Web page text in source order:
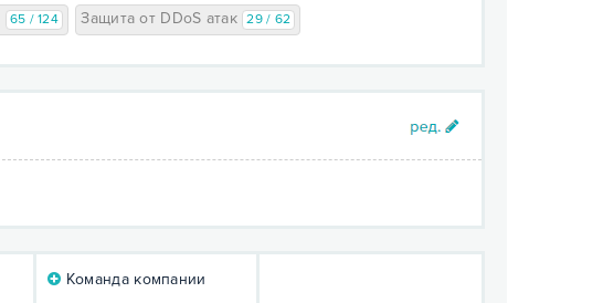
65 / 124 Защита от DDoS атак 29 / 62
Команда компании